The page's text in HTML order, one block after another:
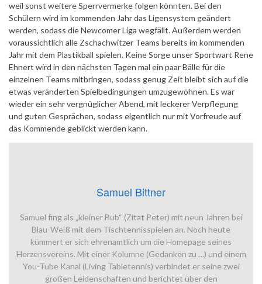
weil sonst weitere Sperrvermerke folgen könnten. Bei den
Schülern wird im kommenden Jahr das Ligensystem geändert
werden, sodass die Newcomer Liga wegfällt. Außerdem werden
voraussichtlich alle Zschachwitzer Teams bereits im kommenden
Jahr mit dem Plastikball spielen. Keine Sorge unser Sportwart Rene
Ehnert wird in den nächsten Tagen mal ein paar Bälle für die
einzelnen Teams mitbringen, sodass genug Zeit bleibt sich auf die
etwas veränderten Spielbedingungen umzugewöhnen. Es war
wieder ein sehr vergnüglicher Abend, mit leckerer Verpflegung
und guten Gesprächen, sodass eigentlich nur mit Vorfreude auf
das Kommende geblickt werden kann.
Samuel Bittner
Samuel fing als „kleiner Bub“ (Zitat Peter) mit neun Jahren bei
Blau-Weiß mit dem Tischtennisspielen an. Noch heute
kümmert er sich ehrenamtlich um die Homepage seines
Herzensvereins. Mit einer Kolumne (Gedanken zu …) und einem
You-Tube Kanal (Living Tabletennis) verbindet er seine zwei
großen Leidenschaften und berichtet über den